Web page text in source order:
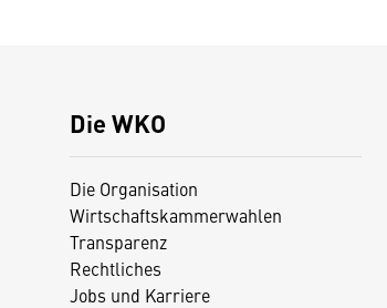
Die WKO
Die Organisation
Wirtschaftskammerwahlen
Transparenz
Rechtliches
Jobs und Karriere